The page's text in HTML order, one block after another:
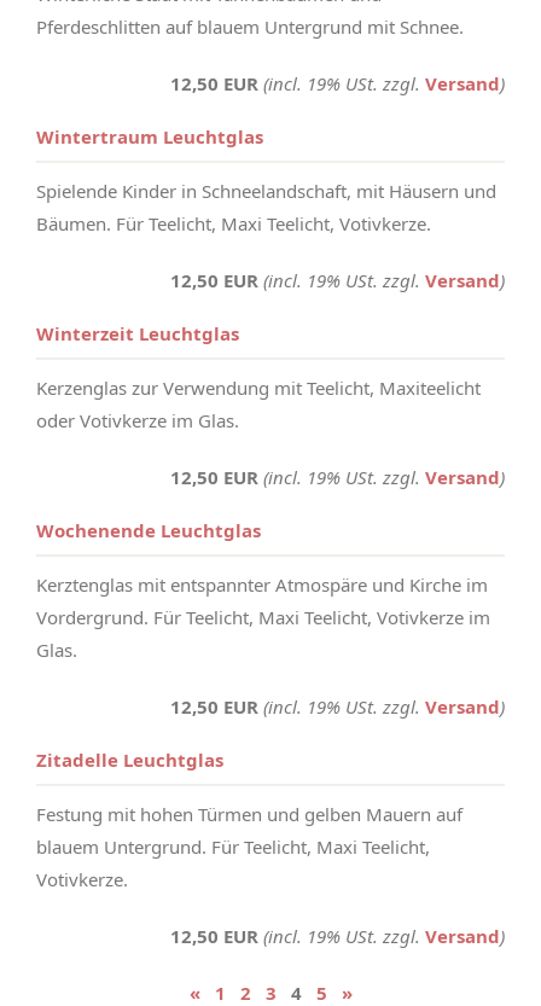
Pferdeschlitten auf blauem Untergrund mit Schnee.
12,50 EUR (incl. 19% USt. zzgl. Versand)
Wintertraum Leuchtglas
Spielende Kinder in Schneelandschaft, mit Häusern und
Bäumen. Für Teelicht, Maxi Teelicht, Votivkerze.
12,50 EUR (incl. 19% USt. zzgl. Versand)
Winterzeit Leuchtglas
Kerzenglas zur Verwendung mit Teelicht, Maxiteelicht
oder Votivkerze im Glas.
12,50 EUR (incl. 19% USt. zzgl. Versand)
Wochenende Leuchtglas
Kerztenglas mit entspannter Atmospäre und Kirche im
Vordergrund. Für Teelicht, Maxi Teelicht, Votivkerze im
Glas.
12,50 EUR (incl. 19% USt. zzgl. Versand)
Zitadelle Leuchtglas
Festung mit hohen Türmen und gelben Mauern auf
blauem Untergrund. Für Teelicht, Maxi Teelicht,
Votivkerze.
12,50 EUR (incl. 19% USt. zzgl. Versand)
« 1 2 3 4 5 »